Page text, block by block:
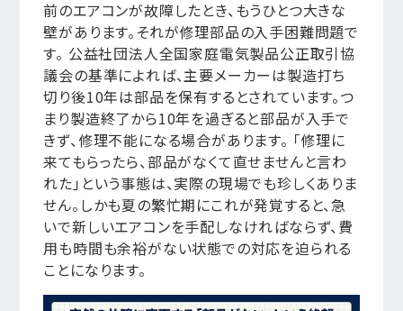
前のエアコンが故障したとき、もうひとつ大きな
壁があります。それが修理部品の入手困難問題で
す。 公益社団法人全国家庭電気製品公正取引協
議会の基準によれば、主要メーカーは製造打ち
切り後10年は部品を保有するとされています。つ
まり製造終了から10年を過ぎると部品が入手で
きず、修理不能になる場合があります。 「修理に
来てもらったら、部品がなくて直せませんと言わ
れた」という事態は、実際の現場でも珍しくありま
せん。しかも夏の繁忙期にこれが発覚すると、急
いで新しいエアコンを手配しなければならず、費
用も時間も余裕がない状態での対応を迫られる
ことになります。